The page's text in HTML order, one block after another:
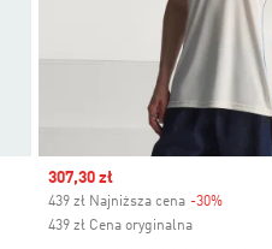
Sale price
307,30 zł
439 zł Najniższa cena -30%
439 zł Cena oryginalna